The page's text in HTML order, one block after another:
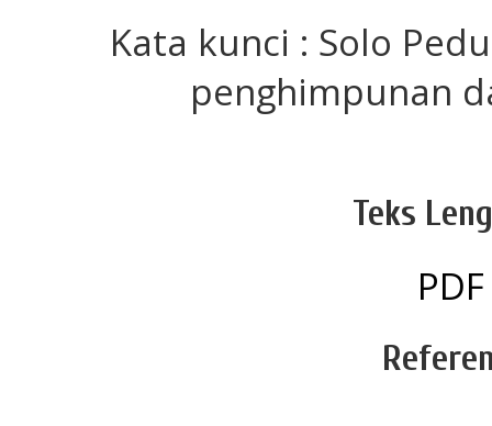
Kata kunci : Solo
penghimpunan
Teks
PDF